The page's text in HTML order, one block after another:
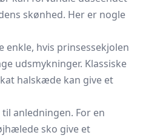
skønhed. Her er nogle
enkle, hvis prinsessekjolen
udsmykninger. Klassiske
halskæde kan give et
anledningen. For en
sko give et